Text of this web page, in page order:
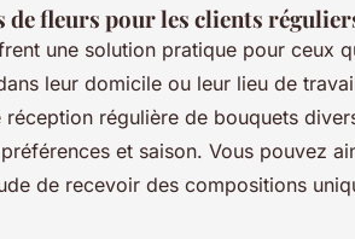
de fleurs pour les clients
une solution pratique pour ceux
leur domicile ou leur lieu de
réception régulière de bouquets
et saison. Vous pouvez
de recevoir des compositions